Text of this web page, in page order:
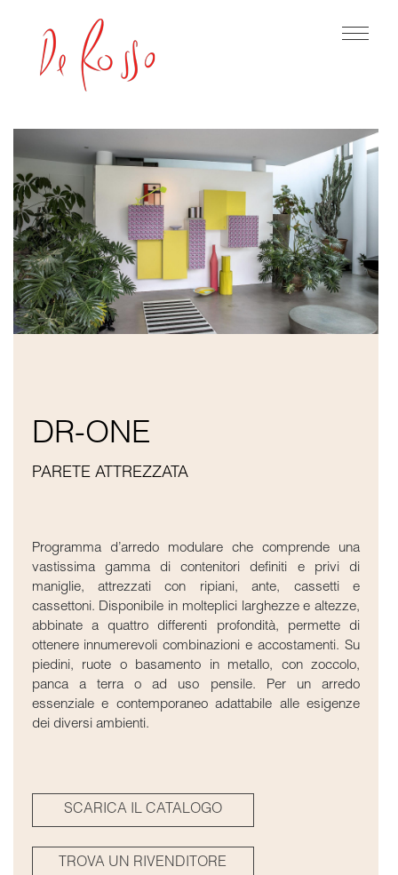
DR-ONE
PARETE ATTREZZATA
Programma d’arredo modulare che comprende una
vastissima gamma di contenitori definiti e privi di
maniglie, attrezzati con ripiani, ante, cassetti e
cassettoni. Disponibile in molteplici larghezze e altezze,
abbinate a quattro differenti profondità, permette di
ottenere innumerevoli combinazioni e accostamenti. Su
piedini, ruote o basamento in metallo, con zoccolo,
panca a terra o ad uso pensile. Per un arredo
essenziale e contemporaneo adattabile alle esigenze
dei diversi ambienti.
SCARICA IL CATALOGO
TROVA UN RIVENDITORE